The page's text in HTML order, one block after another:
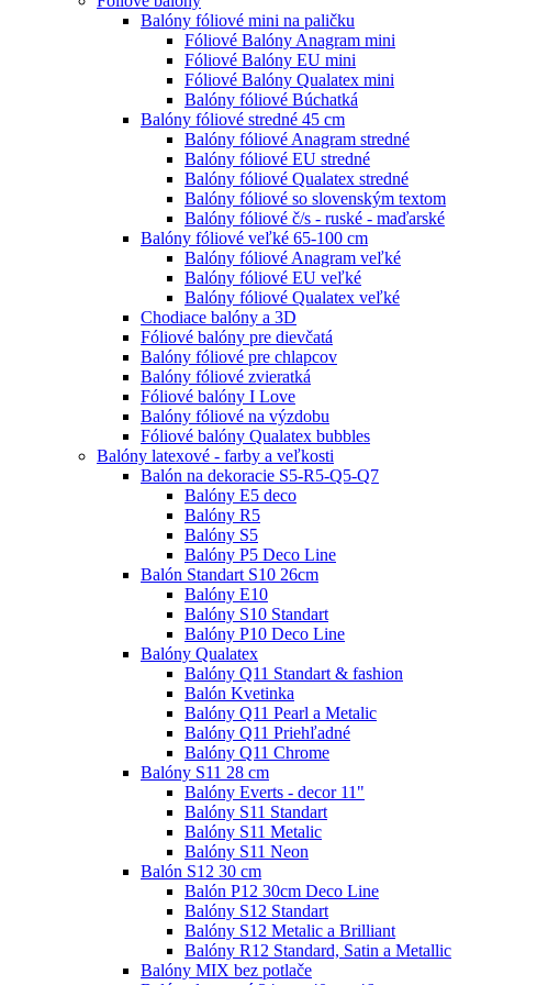
Balóny fóliové mini na paličku
Fóliové Balóny Anagram mini
Fóliové Balóny EU mini
Fóliové Balóny Qualatex mini
Balóny fóliové Búchatká
Balóny fóliové stredné 45 cm
Balóny fóliové Anagram stredné
Balóny fóliové EU stredné
Balóny fóliové Qualatex stredné
Balóny fóliové so slovenským textom
Balóny fóliové č/s - ruské - maďarské
Balóny fóliové veľké 65-100 cm
Balóny fóliové Anagram veľké
Balóny fóliové EU veľké
Balóny fóliové Qualatex veľké
Chodiace balóny a 3D
Fóliové balóny pre dievčatá
Balóny fóliové pre chlapcov
Balóny fóliové zvieratká
Fóliové balóny I Love
Balóny fóliové na výzdobu
Fóliové balóny Qualatex bubbles
Balóny latexové - farby a veľkosti
Balón na dekoracie S5-R5-Q5-Q7
Balóny E5 deco
Balóny R5
Balóny S5
Balóny P5 Deco Line
Balón Standart S10 26cm
Balóny E10
Balóny S10 Standart
Balóny P10 Deco Line
Balóny Qualatex
Balóny Q11 Standart & fashion
Balón Kvetinka
Balóny Q11 Pearl a Metalic
Balóny Q11 Priehľadné
Balóny Q11 Chrome
Balóny S11 28 cm
Balóny Everts - decor 11"
Balóny S11 Standart
Balóny S11 Metalic
Balóny S11 Neon
Balón S12 30 cm
Balón P12 30cm Deco Line
Balóny S12 Standart
Balóny S12 Metalic a Brilliant
Balóny R12 Standard, Satin a Metallic
Balóny MIX bez potlače